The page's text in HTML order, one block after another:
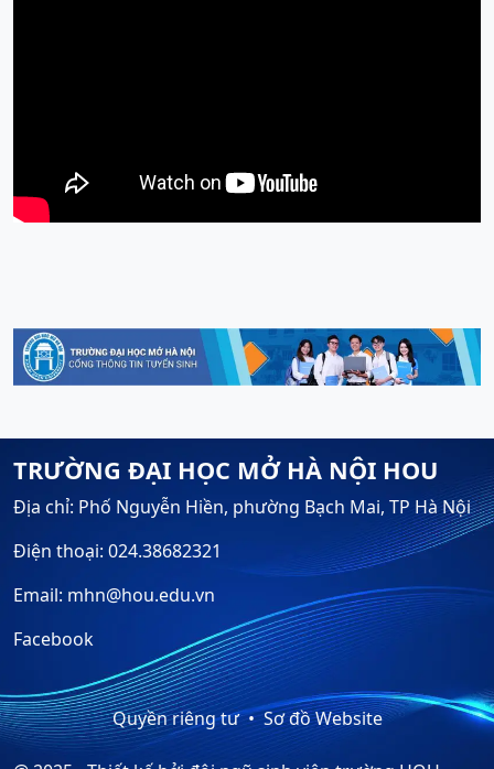
TRƯỜNG ĐẠI HỌC MỞ HÀ NỘI HOU
Địa chỉ: Phố Nguyễn Hiền, phường Bạch Mai, TP Hà Nội
Điện thoại: 024.38682321
Email: mhn@hou.edu.vn
Facebook
Quyền riêng tư Sơ đồ Website